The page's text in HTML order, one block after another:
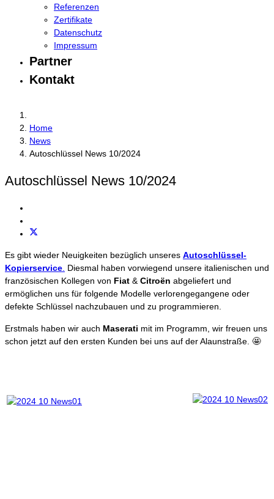
Referenzen
Zertifikate
Datenschutz
Impressum
Partner
Kontakt
Home
News
Autoschlüssel News 10/2024
Autoschlüssel News 10/2024
Es gibt wieder Neuigkeiten bezüglich unseres Autoschlüssel-
Kopierservice. Diesmal haben vorwiegend unsere italienischen und
französischen Kollegen von Fiat &Citroën abgeliefert und
ermöglichen uns für folgende Modelle verlorengegangene oder
defekte Schlüssel nachzubauen und zu programmieren.
Erstmals haben wir auch Maserati mit im Programm, wir freuen uns
schon jetzt auf den ersten Kunden bei uns auf der Alaunstraße. 🤩